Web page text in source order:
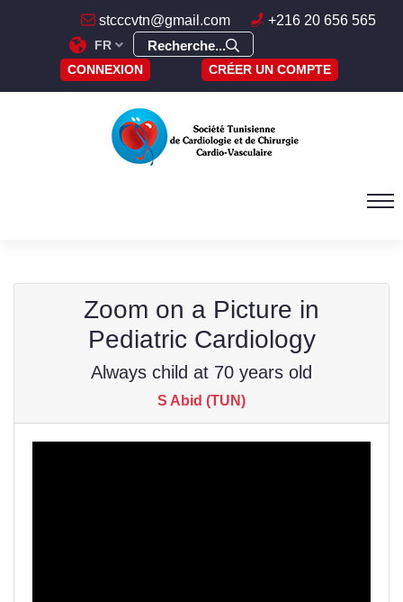
stcccvtn@gmail.com +216 20 656 565
FR Recherche...
CONNEXION CRÉER UN COMPTE
Zoom on a Picture in
Pediatric Cardiology
Always child at 70 years old
S Abid (TUN)